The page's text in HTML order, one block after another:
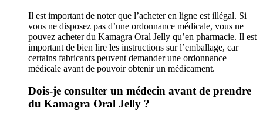
Il est important de noter que l’acheter en ligne est illégal. Si
vous ne disposez pas d’une ordonnance médicale, vous ne
pouvez acheter du Kamagra Oral Jelly qu’en pharmacie. Il est
important de bien lire les instructions sur l’emballage, car
certains fabricants peuvent demander une ordonnance
médicale avant de pouvoir obtenir un médicament.
Dois-je consulter un médecin avant de prendre
du Kamagra Oral Jelly ?